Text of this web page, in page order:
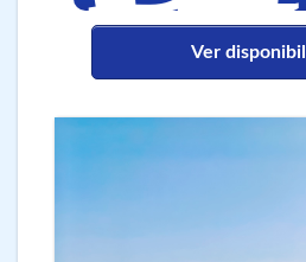
Ver